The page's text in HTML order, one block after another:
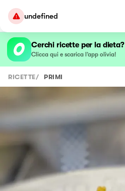
undefined
Cerchi ricette per la dieta?
Clicca qui e scarica l’app olivia!
RICETTE/ PRIMI